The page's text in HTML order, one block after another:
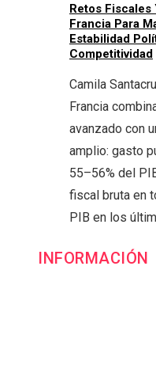
Retos Fiscales
Francia Para
Estabilidad
Competitividad
Camila
Francia
avanzado con
amplio: gasto
55–56% del
fiscal bruta en
PIB en los
INFORMACIÓN